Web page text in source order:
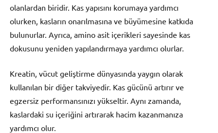
olanlardan biridir. Kas yapısını korumaya yardımcı
olurken, kasların onarılmasına ve büyümesine katkıda
bulunurlar. Ayrıca, amino asit içerikleri sayesinde kas
dokusunu yeniden yapılandırmaya yardımcı olurlar.
Kreatin, vücut geliştirme dünyasında yaygın olarak
kullanılan bir diğer takviyedir. Kas gücünü artırır ve
egzersiz performansınızı yükseltir. Aynı zamanda,
kaslardaki su içeriğini artırarak hacim kazanmanıza
yardımcı olur.